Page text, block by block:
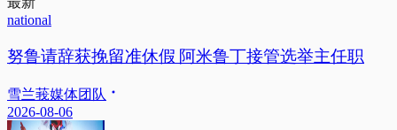
national
努鲁请辞获挽留准休假 阿米鲁丁接管选举主任职
雪兰莪媒体团队
2026-08-06